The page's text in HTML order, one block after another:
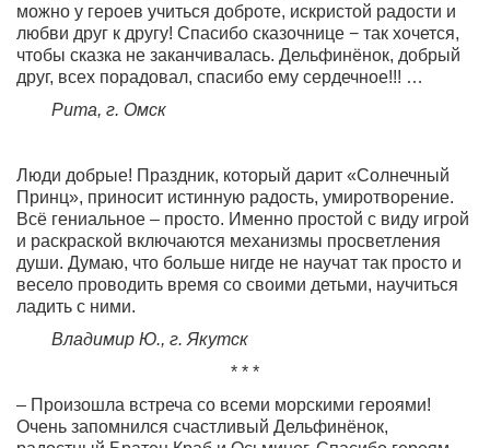
можно у героев учиться доброте, искристой радости и
любви друг к другу! Спасибо сказочнице − так хочется,
чтобы сказка не заканчивалась. Дельфинёнок, добрый
друг, всех порадовал, спасибо ему сердечное!!! …
Рита, г. Омск
Люди добрые! Праздник, который дарит «Солнечный
Принц», приносит истинную радость, умиротворение.
Всё гениальное – просто. Именно простой с виду игрой
и раскраской включаются механизмы просветления
души. Думаю, что больше нигде не научат так просто и
весело проводить время со своими детьми, научиться
ладить с ними.
Владимир Ю., г. Якутск
* * *
– Произошла встреча со всеми морскими героями!
Очень запомнился счастливый Дельфинёнок,